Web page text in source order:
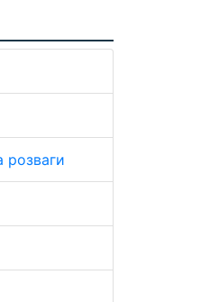
розваги